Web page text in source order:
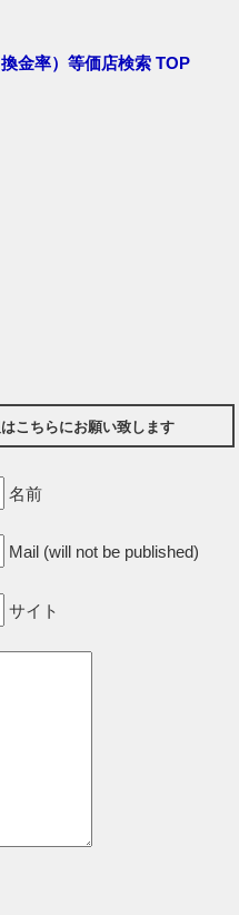
金率）等価店検索 TOP
こちらにお願い致します
名前
Mail (will not be published)
サイト